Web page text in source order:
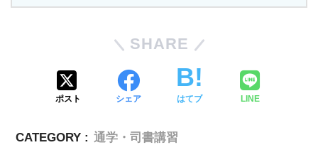
SHARE
ポスト シェア はてブ LINE
CATEGORY : 通学・司書講習